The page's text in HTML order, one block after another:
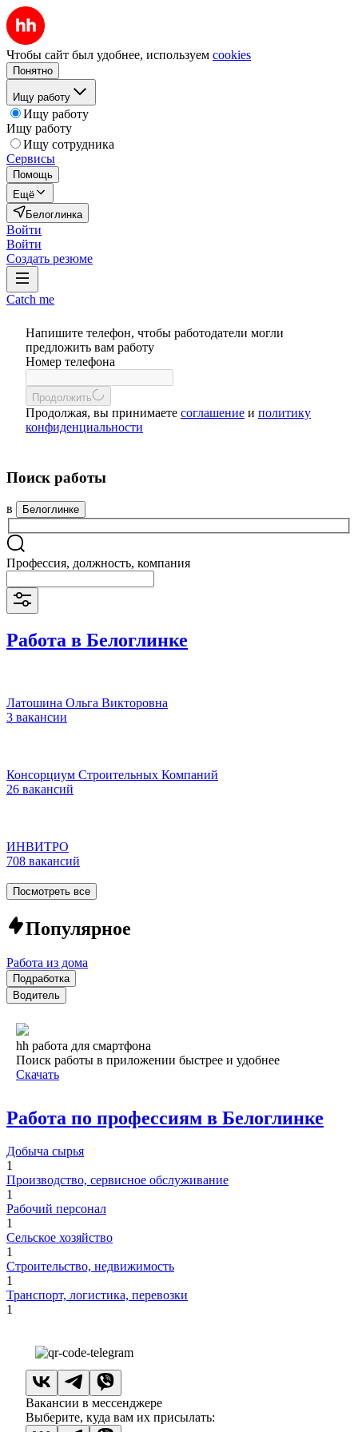
Чтобы сайт был удобнее, используем cookies
Понятно
Ищу работу
Ищу работу
Ищу работу
Ищу сотрудника
Сервисы
Помощь
Ещё
Белоглинка
Войти
Войти
Создать резюме
Catch me
Напишите телефон, чтобы работодатели могли
предложить вам работу
Номер телефона
Продолжить
Продолжая, вы принимаете соглашение и политику
конфиденциальности
Поиск работы
в Белоглинке
Профессия, должность, компания
Работа в Белоглинке
Латошина Ольга Викторовна
3 вакансии
Консорциум Строительных Компаний
26 вакансий
ИНВИТРО
708 вакансий
Посмотреть все
Популярное
Работа из дома
Подработка
Водитель
hh работа для смартфона
Поиск работы в приложении быстрее и удобнее
Скачать
Работа по профессиям в Белоглинке
Добыча сырья
1
Производство, сервисное обслуживание
1
Рабочий персонал
1
Сельское хозяйство
1
Строительство, недвижимость
1
Транспорт, логистика, перевозки
1
Вакансии в мессенджере
Выберите, куда вам их присылать: